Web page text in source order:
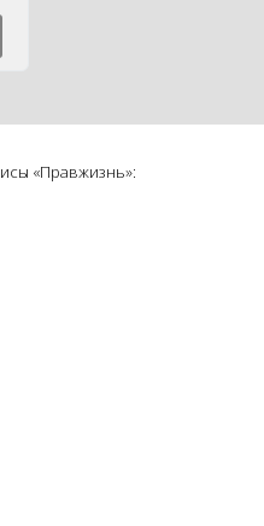
«Правжизнь»: